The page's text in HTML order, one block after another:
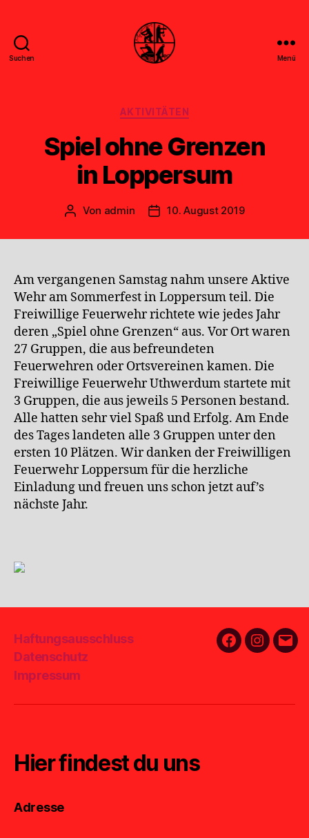
Suchen Menü
Kategorien
AKTIVITÄTEN
Spiel ohne Grenzen
in Loppersum
Beitragsautor
Von admin Veröffentlichungsdatum
10. August 2019
Am vergangenen Samstag nahm unsere Aktive
Wehr am Sommerfest in Loppersum teil. Die
Freiwillige Feuerwehr richtete wie jedes Jahr
deren „Spiel ohne Grenzen“ aus. Vor Ort waren
27 Gruppen, die aus befreundeten
Feuerwehren oder Ortsvereinen kamen. Die
Freiwillige Feuerwehr Uthwerdum startete mit
3 Gruppen, die aus jeweils 5 Personen bestand.
Alle hatten sehr viel Spaß und Erfolg. Am Ende
des Tages landeten alle 3 Gruppen unter den
ersten 10 Plätzen. Wir danken der Freiwilligen
Feuerwehr Loppersum für die herzliche
Einladung und freuen uns schon jetzt auf’s
nächste Jahr.
Haftungsausschluss
Datenschutz
Impressum
FacebookE-
Hier findest du uns
Adresse